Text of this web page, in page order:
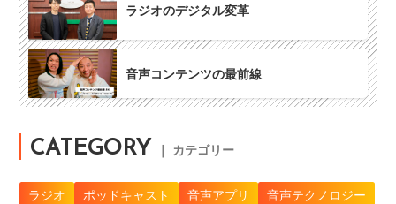
ラジオのデジタル変革
音声コンテンツの最前線
CATEGORY ｜ カテゴリー
ラジオ ポッドキャスト 音声アプリ
音声テクノロジー